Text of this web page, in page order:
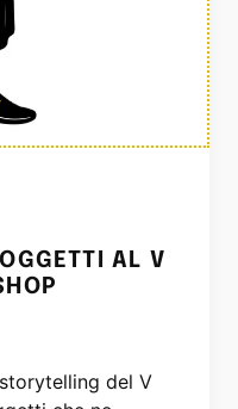
AL V
del V